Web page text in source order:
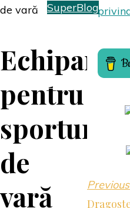
SuperBlog
Despre mine
pentru
sporturi
de
vară
Previous